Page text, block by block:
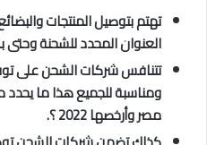
تهتم بتوصيل المنتجات
العنوان المحدد للشحنة وحتى
تتنافس شركات الشحن على
ومناسبة للجميع هذا ما
مصر وأرخصها 2022 ؟.